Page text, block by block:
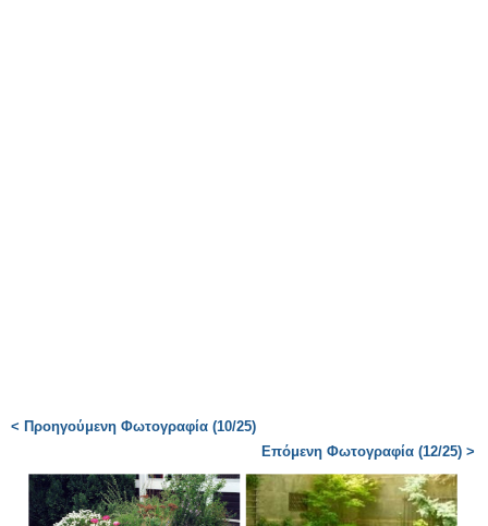
< Προηγούμενη Φωτογραφία (10/25)
Επόμενη Φωτογραφία (12/25) >